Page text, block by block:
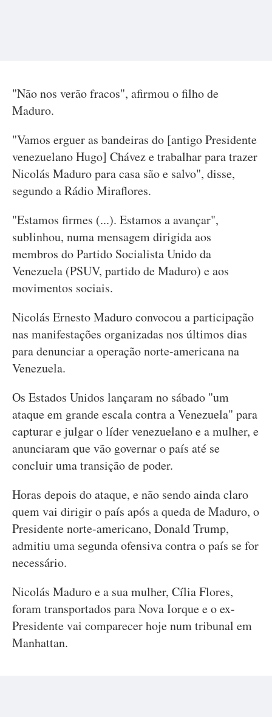
"Não nos verão fracos", afirmou o filho de
Maduro.
"Vamos erguer as bandeiras do [antigo Presidente
venezuelano Hugo] Chávez e trabalhar para trazer
Nicolás Maduro para casa são e salvo", disse,
segundo a Rádio Miraflores.
"Estamos firmes (...). Estamos a avançar",
sublinhou, numa mensagem dirigida aos
membros do Partido Socialista Unido da
Venezuela (PSUV, partido de Maduro) e aos
movimentos sociais.
Nicolás Ernesto Maduro convocou a participação
nas manifestações organizadas nos últimos dias
para denunciar a operação norte-americana na
Venezuela.
Os Estados Unidos lançaram no sábado "um
ataque em grande escala contra a Venezuela" para
capturar e julgar o líder venezuelano e a mulher, e
anunciaram que vão governar o país até se
concluir uma transição de poder.
Horas depois do ataque, e não sendo ainda claro
quem vai dirigir o país após a queda de Maduro, o
Presidente norte-americano, Donald Trump,
admitiu uma segunda ofensiva contra o país se for
necessário.
Nicolás Maduro e a sua mulher, Cília Flores,
foram transportados para Nova Iorque e o ex-
Presidente vai comparecer hoje num tribunal em
Manhattan.